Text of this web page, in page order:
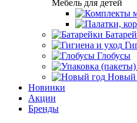
Мебель для детей
Глобусы
Новый
Новинки
Акции
Бренды